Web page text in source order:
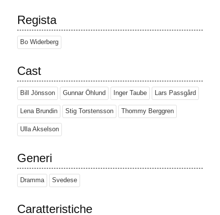
Regista
Bo Widerberg
Cast
Bill Jönsson Gunnar Öhlund Inger Taube Lars Passgård
Lena Brundin Stig Torstensson Thommy Berggren
Ulla Akselson
Generi
Dramma Svedese
Caratteristiche